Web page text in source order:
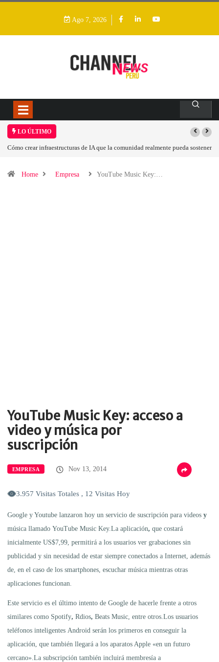
Ago 7, 2026
LO ÚLTIMO
Cómo crear infraestructuras de IA que la comunidad realmente pueda sostener
Home Empresa YouTube Music Key:…
YouTube Music Key: acceso a
video y música por
suscripción
EMPRESA Nov 13, 2014
3.957 Visitas Totales , 12 Visitas Hoy
Google y Youtube lanzaron hoy un servicio de suscripción para videos y
música llamado YouTube Music Key.La aplicación, que costará
inicialmente US$7,99, permitirá a los usuarios ver grabaciones sin
publicidad y sin necesidad de estar siempre conectados a Internet, además
de, en el caso de los smartphones, escuchar música mientras otras
aplicaciones funcionan.
Este servicio es el último intento de Google de hacerle frente a otros
similares como Spotify, Rdios, Beats Music, entre otros.Los usuarios
teléfonos inteligentes Android serán los primeros en conseguir la
aplicación, que también llegará a los aparatos Apple «en un futuro
cercano».La subscripción también incluirá membresía a